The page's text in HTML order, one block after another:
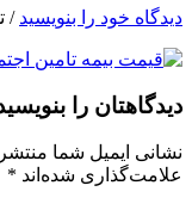
دیدگاه‌ خود را بنویسید /
دیدگاهتان را
نشانی ایمیل شما
علامت‌گذاری شده‌اند *